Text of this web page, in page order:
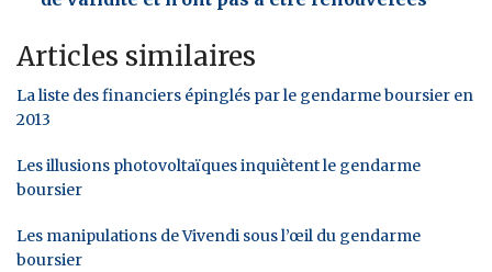
Articles similaires
La liste des financiers épinglés par le gendarme boursier en
2013
Les illusions photovoltaïques inquiètent le gendarme
boursier
Les manipulations de Vivendi sous l’œil du gendarme
boursier